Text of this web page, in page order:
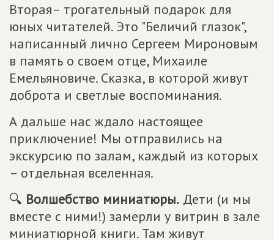
Вторая– трогательный подарок для
юных читателей. Это "Беличий глазок",
написанный лично Сергеем Мироновым
в память о своем отце, Михаиле
Емельяновиче. Сказка, в которой живут
доброта и светлые воспоминания.
А дальше нас ждало настоящее
приключение! Мы отправились на
экскурсию по залам, каждый из которых
– отдельная вселенная.
🔍 Волшебство миниатюры. Дети (и мы
вместе с ними!) замерли у витрин в зале
миниатюрной книги. Там живут